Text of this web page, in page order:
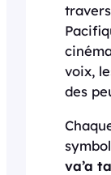
voix,
des
va’a